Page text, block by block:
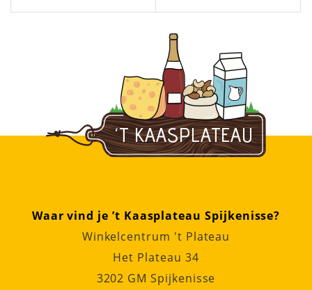
Waar vind je ’t Kaasplateau Spijkenisse?
Winkelcentrum 't Plateau
Het Plateau 34
3202 GM Spijkenisse